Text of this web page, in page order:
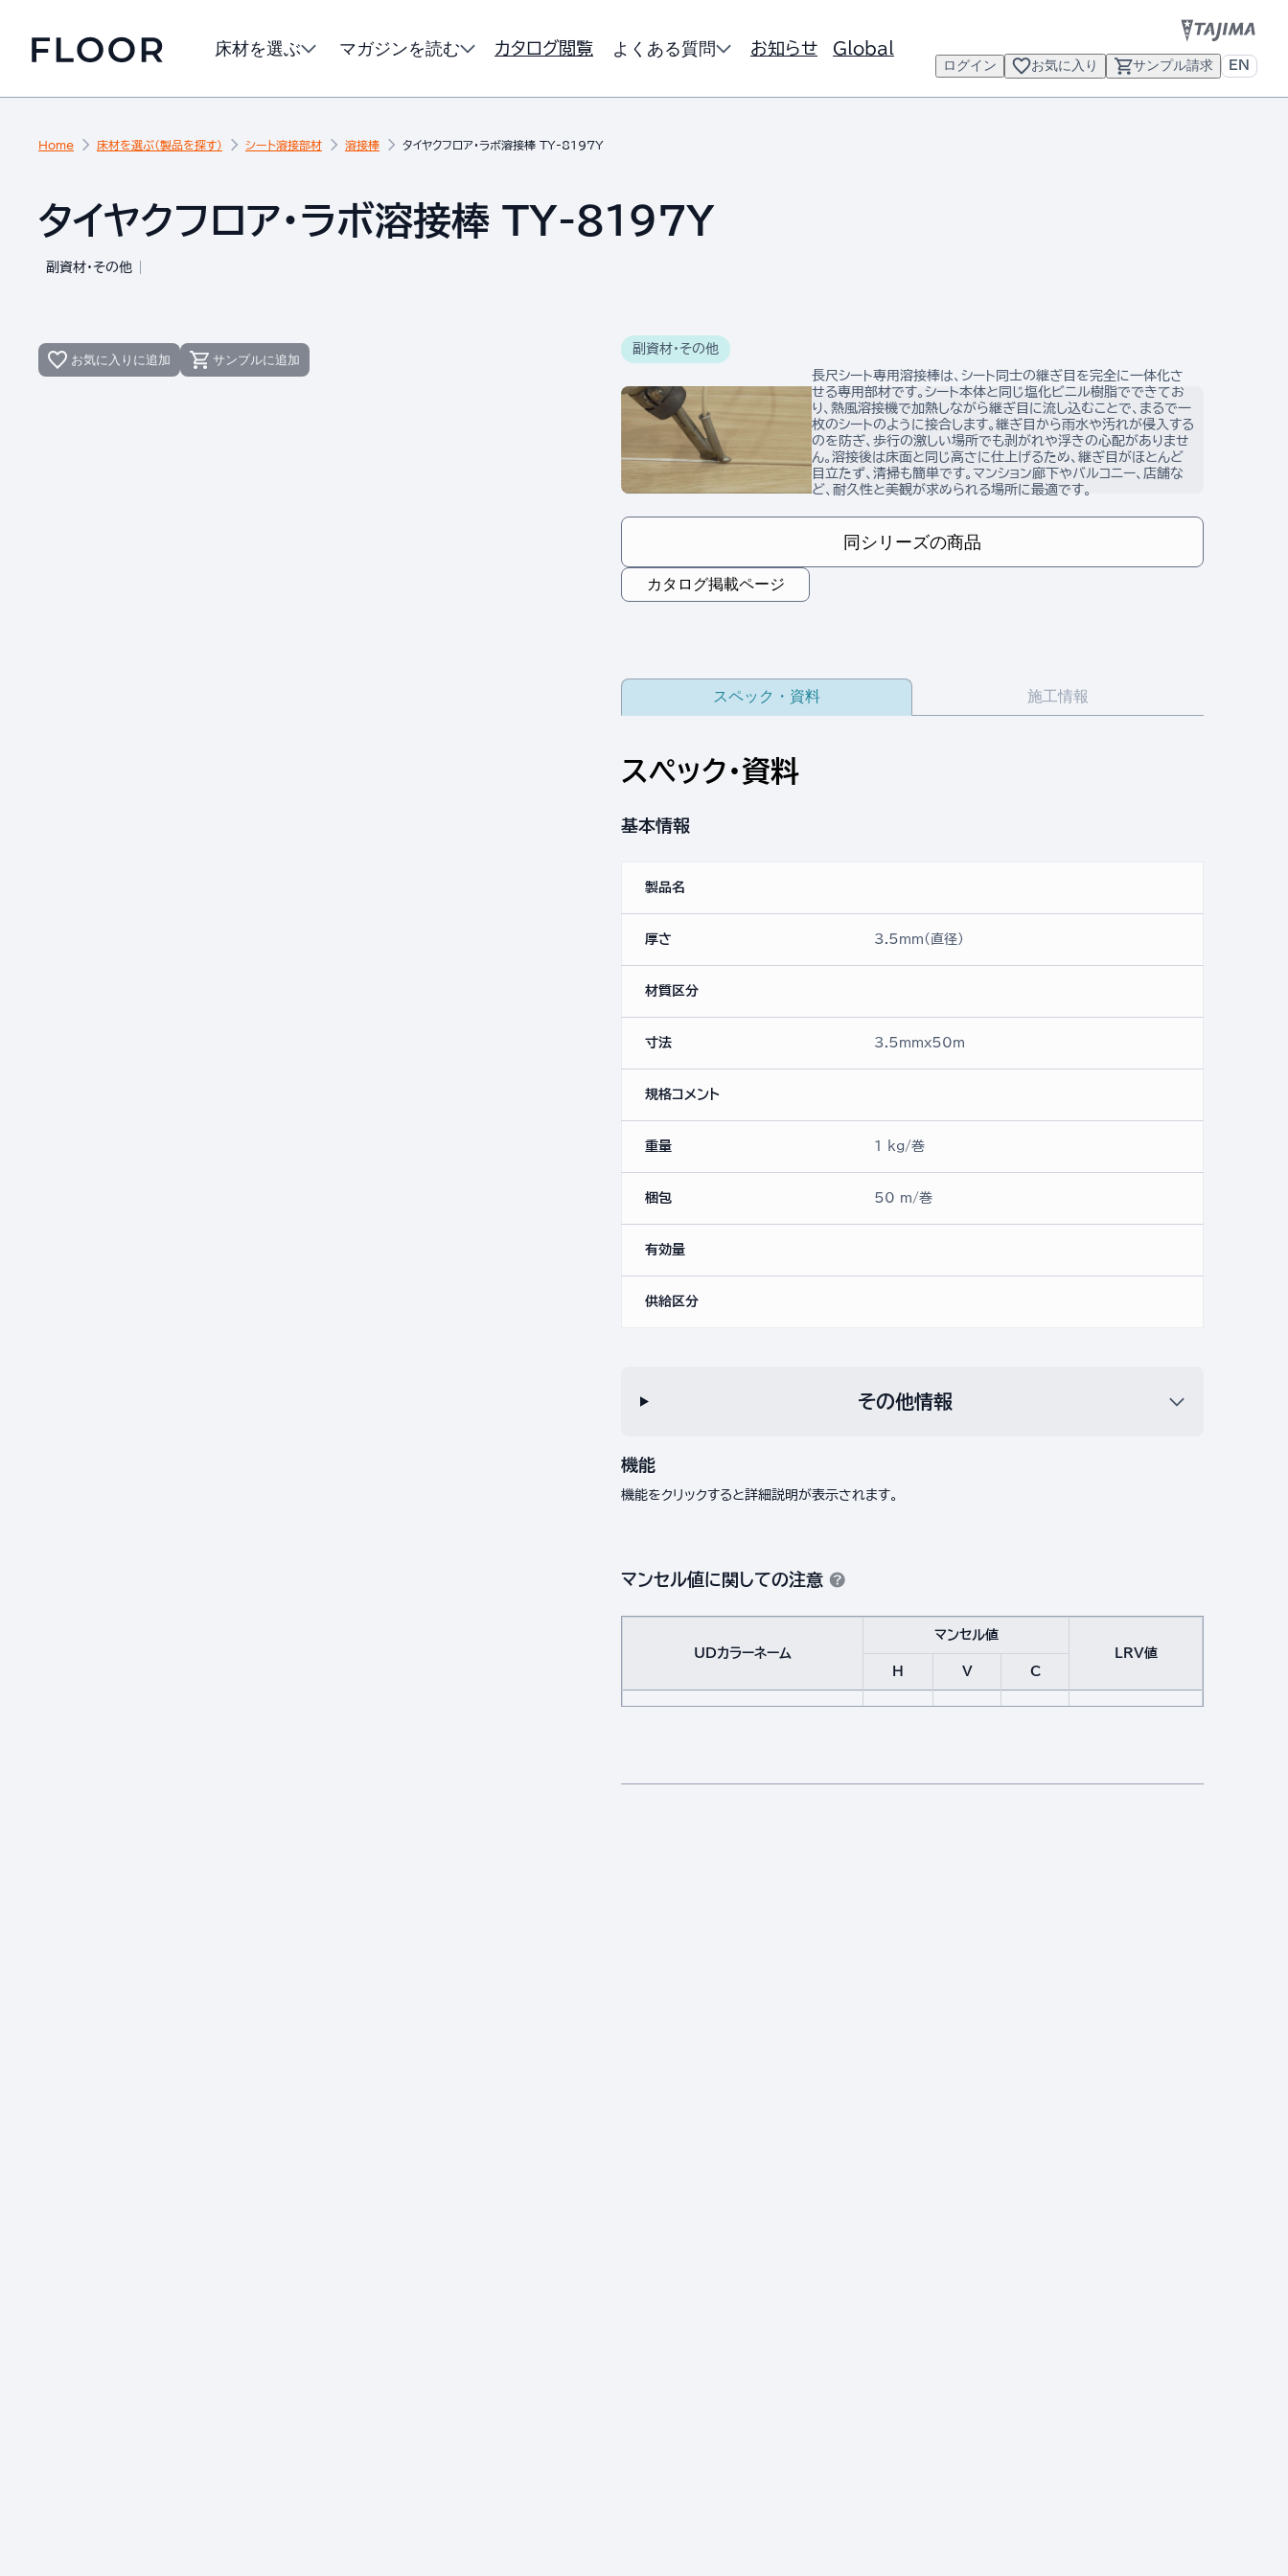
床材を選ぶ マガジンを読む カタログ閲覧 よくある質問 お知らせ Global
ログイン お気に入り サンプル請求 EN
Home 床材を選ぶ（製品を探す） シート溶接部材 溶接棒 タイヤクフロア・ラボ溶接棒 TY-8197Y
タイヤクフロア・ラボ溶接棒 TY-8197Y
副資材・その他
お気に入りに追加 サンプルに追加
副資材・その他
長尺シート専用溶接棒は、シート同士の継ぎ目を完全に一体化さ
せる専用部材です。シート本体と同じ塩化ビニル樹脂でできてお
り、熱風溶接機で加熱しながら継ぎ目に流し込むことで、まるで一
枚のシートのように接合します。継ぎ目から雨水や汚れが侵入する
のを防ぎ、歩行の激しい場所でも剥がれや浮きの心配がありませ
ん。溶接後は床面と同じ高さに仕上げるため、継ぎ目がほとんど
目立たず、清掃も簡単です。マンション廊下やバルコニー、店舗な
ど、耐久性と美観が求められる場所に最適です。
同シリーズの商品
カタログ掲載ページ
スペック・資料 施工情報
スペック・資料
基本情報
製品名
厚さ 3.5mm(直径)
材質区分
寸法 3.5mmx50ｍ
規格コメント
重量 1 kg/巻
梱包 50 m/巻
有効量
供給区分
その他情報
機能
機能をクリックすると詳細説明が表示されます。
マンセル値に関しての注意
UDカラーネーム
マンセル値
LRV値
H
V C